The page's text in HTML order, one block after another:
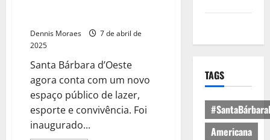
Dennis Moraes
7 de abril de
2025
Santa Bárbara d’Oeste
agora conta com um novo
espaço público de lazer,
esporte e convivência. Foi
inaugurado...
TAGS
Americana